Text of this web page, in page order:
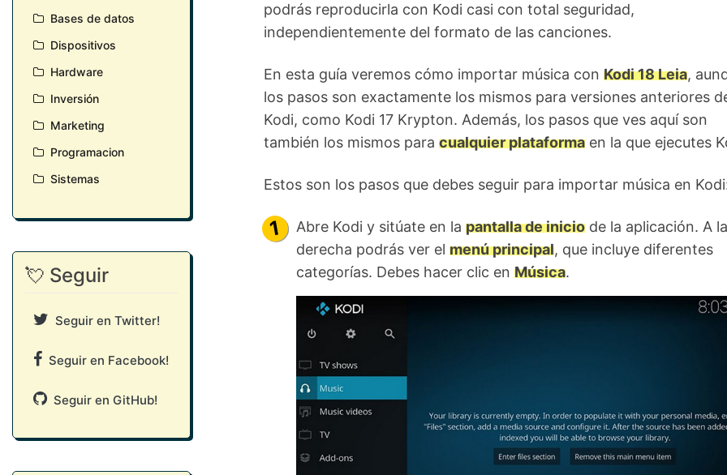
Bases de datos
Dispositivos
Hardware
Inversión
Marketing
Programacion
Sistemas
💘 Seguir
Seguir en Twitter!
Seguir en Facebook!
Seguir en GitHub!
podrás reproducirla con Kodi casi con total seguridad,
independientemente del formato de las canciones.
En esta guía veremos cómo importar música con Kodi 18 Leia,
los pasos son exactamente los mismos para versiones anteriores
Kodi, como Kodi 17 Krypton. Además, los pasos que ves aquí son
también los mismos para cualquier plataformaen la que ejecutes
Estos son los pasos que debes seguir para importar música en
Abre Kodi y sitúate en la pantalla de iniciode la aplicación. A la
derecha podrás ver el menú principal, que incluye diferentes
categorías. Debes hacer clic en Música.